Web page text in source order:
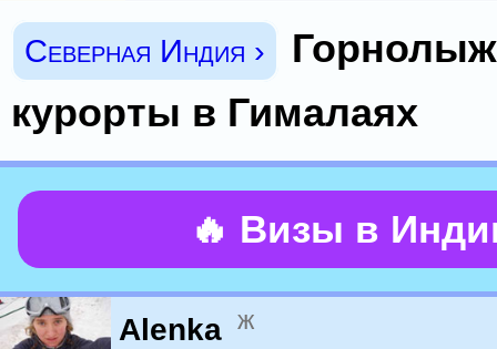
Северная Индия ›
курорты в Гималаях
🔥 Визы в
Alenka ж